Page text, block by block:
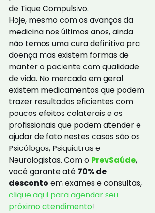
de Tique Compulsivo.
Hoje, mesmo com os avanços da
medicina nos últimos anos, ainda
não temos uma cura definitiva pra
doença mas existem formas de
manter o paciente com qualidade
de vida. No mercado em geral
existem medicamentos que podem
trazer resultados eficientes com
poucos efeitos colaterais e os
profissionais que podem atender e
ajudar de fato nestes casos são os
Psicólogos, Psiquiatras e
Neurologistas. Com o PrevSaúde,
você garante até 70% de
desconto em exames e consultas,
clique aqui para agendar seu
próximo atendimento!